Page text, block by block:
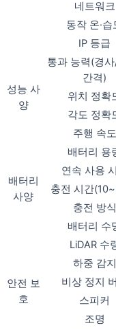
네트워크
동작 온·습
IP 등급
성능 사
양
통과 능력(경
간격)
위치 정확
각도 정확
주행 속도
배터리
사양
배터리 용
연속 사용
충전 시간
충전 방식
배터리 수
안전 보
호
LiDAR 수
하중 감지
비상 정지
스피커
조명